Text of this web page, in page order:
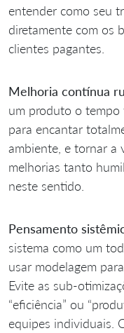
entender como seu
diretamente com os
clientes pagantes.
Melhoria contínua
um produto o tempo
para encantar
ambiente, e tornar a
melhorias tanto
neste sentido.
Pensamento
sistema como um
usar modelagem
Evite as sub-
“eficiência” ou
equipes individuais.